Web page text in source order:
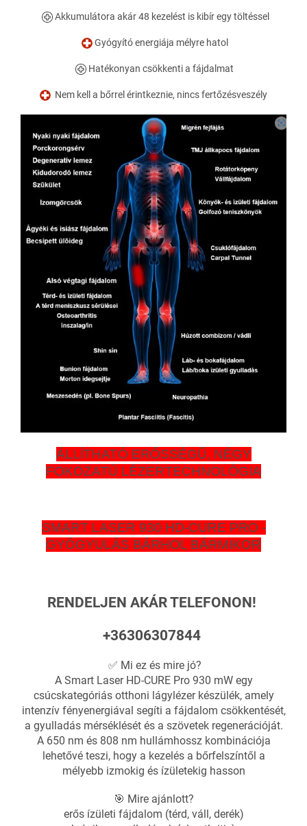
Akkumulátora akár 48 kezelést is kibír egy töltéssel
Gyógyító energiája mélyre hatol
Hatékonyan csökkenti a fájdalmat
Nem kell a bőrrel érintkeznie, nincs fertőzésveszély
ÁLLÍTHATÓ ERŐSSÉGŰ, NÉGY
FOKOZATÚ LÉZERTECHNOLÓGIA
SMART LASER 930 HD-CURE PRO -
GYÓGYULÁS BÁRHOL BÁRMIKOR
RENDELJEN AKÁR TELEFONON!
+36306307844
✅ Mi ez és mire jó?
A Smart Laser HD-CURE Pro 930 mW egy
csúcskategóriás otthoni lágylézer készülék, amely
intenzív fényenergiával segíti a fájdalom csökkentését,
a gyulladás mérséklését és a szövetek regenerációját.
A 650 nm és 808 nm hullámhossz kombinációja
lehetővé teszi, hogy a kezelés a bőrfelszíntől a
mélyebb izmokig és ízületekig hasson
🎯 Mire ajánlott?
erős ízületi fájdalom (térd, váll, derék)